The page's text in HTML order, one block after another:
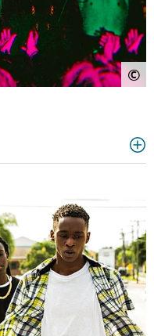
©